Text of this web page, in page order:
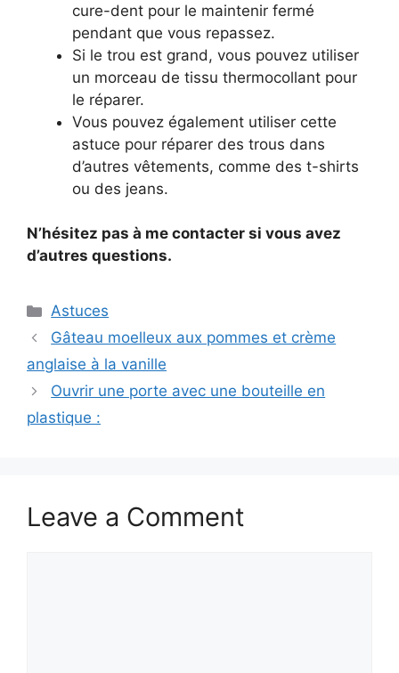
cure-dent pour le maintenir fermé
pendant que vous repassez.
Si le trou est grand, vous pouvez utiliser
un morceau de tissu thermocollant pour
le réparer.
Vous pouvez également utiliser cette
astuce pour réparer des trous dans
d’autres vêtements, comme des t-shirts
ou des jeans.
N’hésitez pas à me contacter si vous avez
d’autres questions.
Categories
Astuces
Gâteau moelleux aux pommes et crème
anglaise à la vanille
Ouvrir une porte avec une bouteille en
plastique :
Leave a Comment